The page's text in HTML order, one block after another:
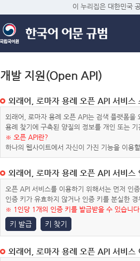
이 누리집은 대한민국
개발 지원(Open API)
외래어, 로마자 용례 오픈 API 서비스
외래어, 로마자 용례 오픈 API는 검색 플랫폼
용례 찾기에 구축된 양질의 정보를 개인 또는
※ 오픈 API란?
하나의 웹사이트에서 자신이 가진 기능을 이용
외래어, 로마자 용례 오픈 API 서비스
오픈 API 서비스를 이용하기 위해서는 먼저 인
인증 키가 유효하지 않거나 인증 키를 분실한
※ 1인당 1개의 인증 키를 발급받을 수 있습니다.
키 발급 키 찾기
외래어, 로마자 용례 오픈 API 서비스